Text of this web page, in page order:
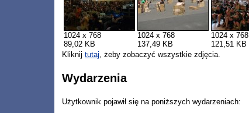
1024 x 768
89,02 KB
1024 x 768
137,49 KB
1024 x 768
121,51 KB
Kliknijtutaj, żeby zobaczyć wszystkie zdjęcia.
Wydarzenia
Użytkownik pojawił się na poniższych wydarzeniach: